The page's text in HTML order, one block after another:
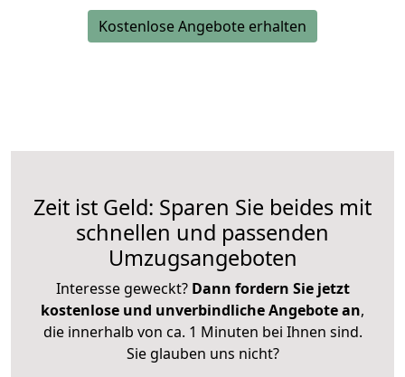
Kostenlose Angebote erhalten
Zeit ist Geld: Sparen Sie beides mit
schnellen und passenden
Umzugsangeboten
Interesse geweckt? Dann fordern Sie jetzt
kostenlose und unverbindliche Angebote an,
die innerhalb von ca. 1 Minuten bei Ihnen sind.
Sie glauben uns nicht?